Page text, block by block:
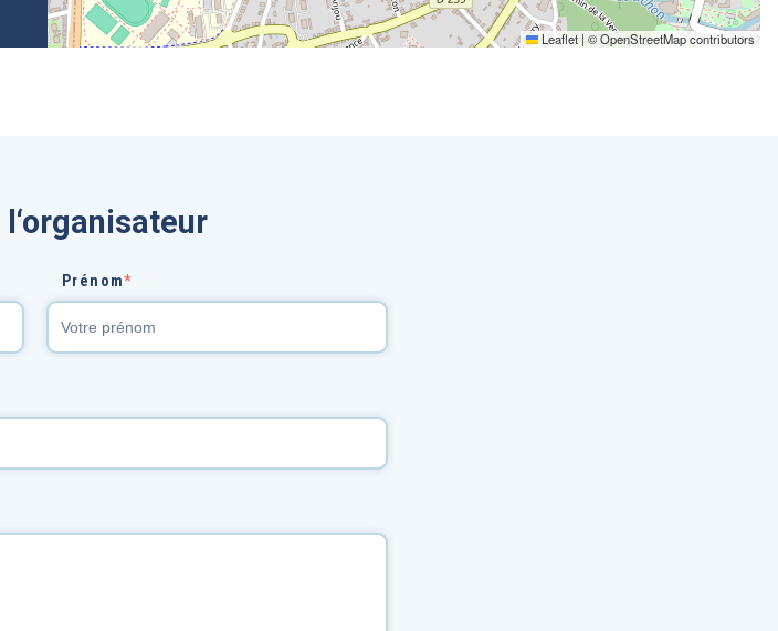
Leaflet | ©OpenStreetMapcontributors
l‘organisateur
Prénom*